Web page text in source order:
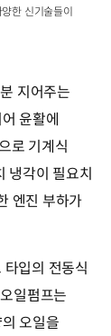
한 신기술들이
지어주는
윤활에
로 기계식
냉각이 필요치
엔진 부하가
입의 전동식
일펌프는
오일을